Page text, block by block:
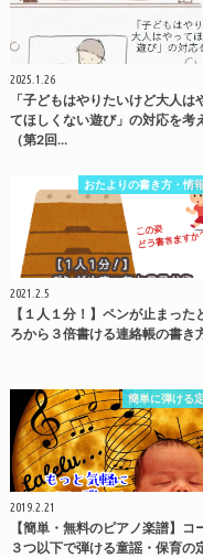
2025.1.26
「子どもはやりたいけど大人は
てほしくない遊び」の対応を考
（第2回…
おたよりの書き方・情
2021.2.5
【１人１分！】ペンが止まった
ろから３倍書ける連絡帳の書き
簡単に弾ける
2019.2.21
【簡単・無料のピアノ楽譜】コ
３つ以下で弾ける童謡・保育の